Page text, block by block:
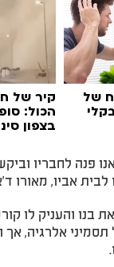
של
קיר של
הכול:
בצפון
פנה לחבריו
אביו, מאורו
בנו והעניק לו
אלרגיה, אך